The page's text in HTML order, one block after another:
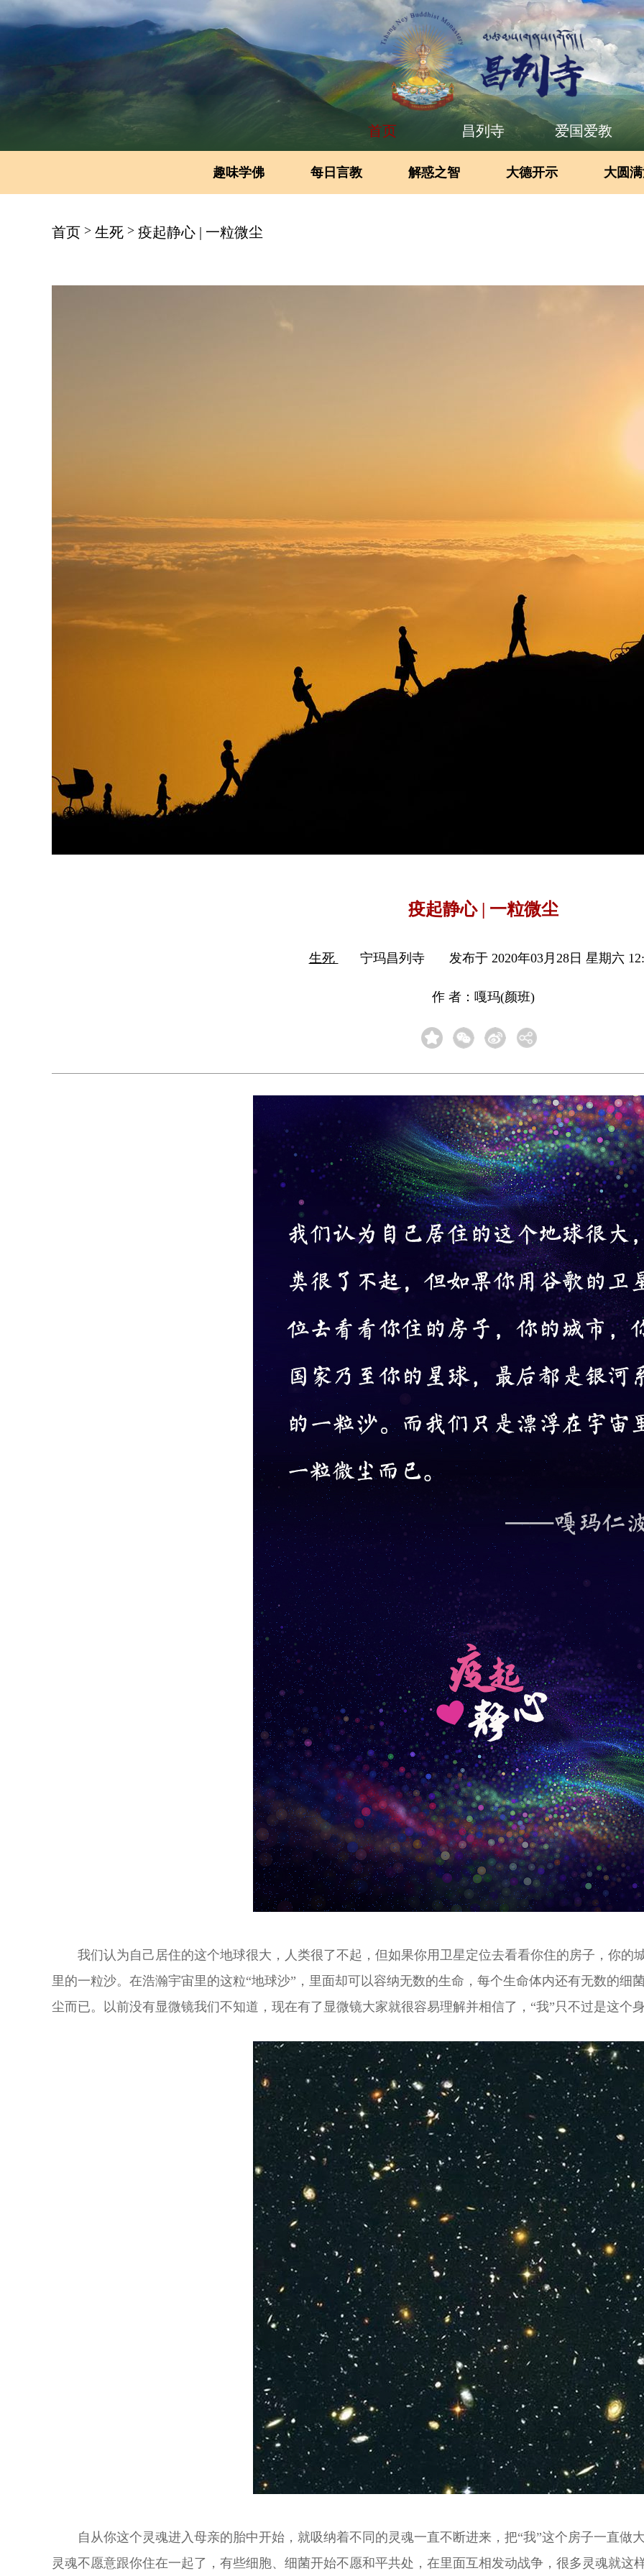
首页 昌列寺 爱国爱教
趣味学佛 每日言教 解惑之智 大德开示 大圆
首页 > 生死 > 疫起静心 | 一粒微尘
疫起静心 | 一粒微尘
生死 宁玛昌列寺 发布于 2020年03月28日 星期六
作 者：嘎玛(颜班)
我们认为自己居住的这个地球很大，人类很了不起，但如果你用卫星定位去看看你住的房子，你的
里的一粒沙。在浩瀚宇宙里的这粒“地球沙”，里面却可以容纳无数的生命，每个生命体内还有无数的细
尘而已。以前没有显微镜我们不知道，现在有了显微镜大家就很容易理解并相信了，“我”只不过是这个
自从你这个灵魂进入母亲的胎中开始，就吸纳着不同的灵魂一直不断进来，把“我”这个房子一直做
灵魂不愿意跟你住在一起了，有些细胞、细菌开始不愿和平共处，在里面互相发动战争，很多灵魂就这